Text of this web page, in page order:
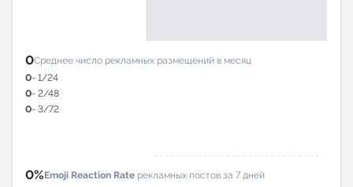
0Среднее число рекламных размещений в месяц
0- 1/24
0- 2/48
0- 3/72
0%Emoji Reaction Rate рекламных постов за 7 дней